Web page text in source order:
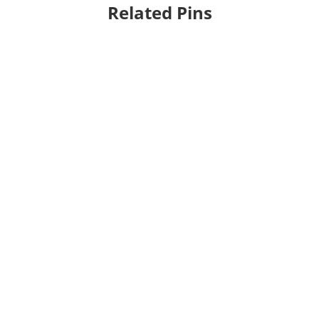
Related Pins